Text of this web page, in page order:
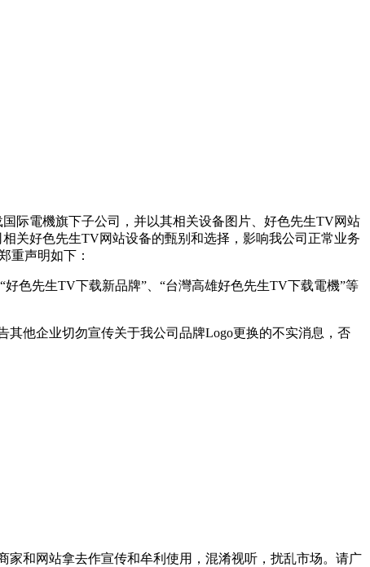
電機旗下子公司，并以其相关设备图片、好色先生TV网站
好色先生TV网站设备的甄别和选择，影响我公司正常业务
声明如下：
“好色先生TV下载新品牌”、“台灣高雄好色先生TV下载電機”等
告其他企业切勿宣传关于我公司品牌Logo更换的不实消息，否
和网站拿去作宣传和牟利使用，混淆视听，扰乱市场。请广